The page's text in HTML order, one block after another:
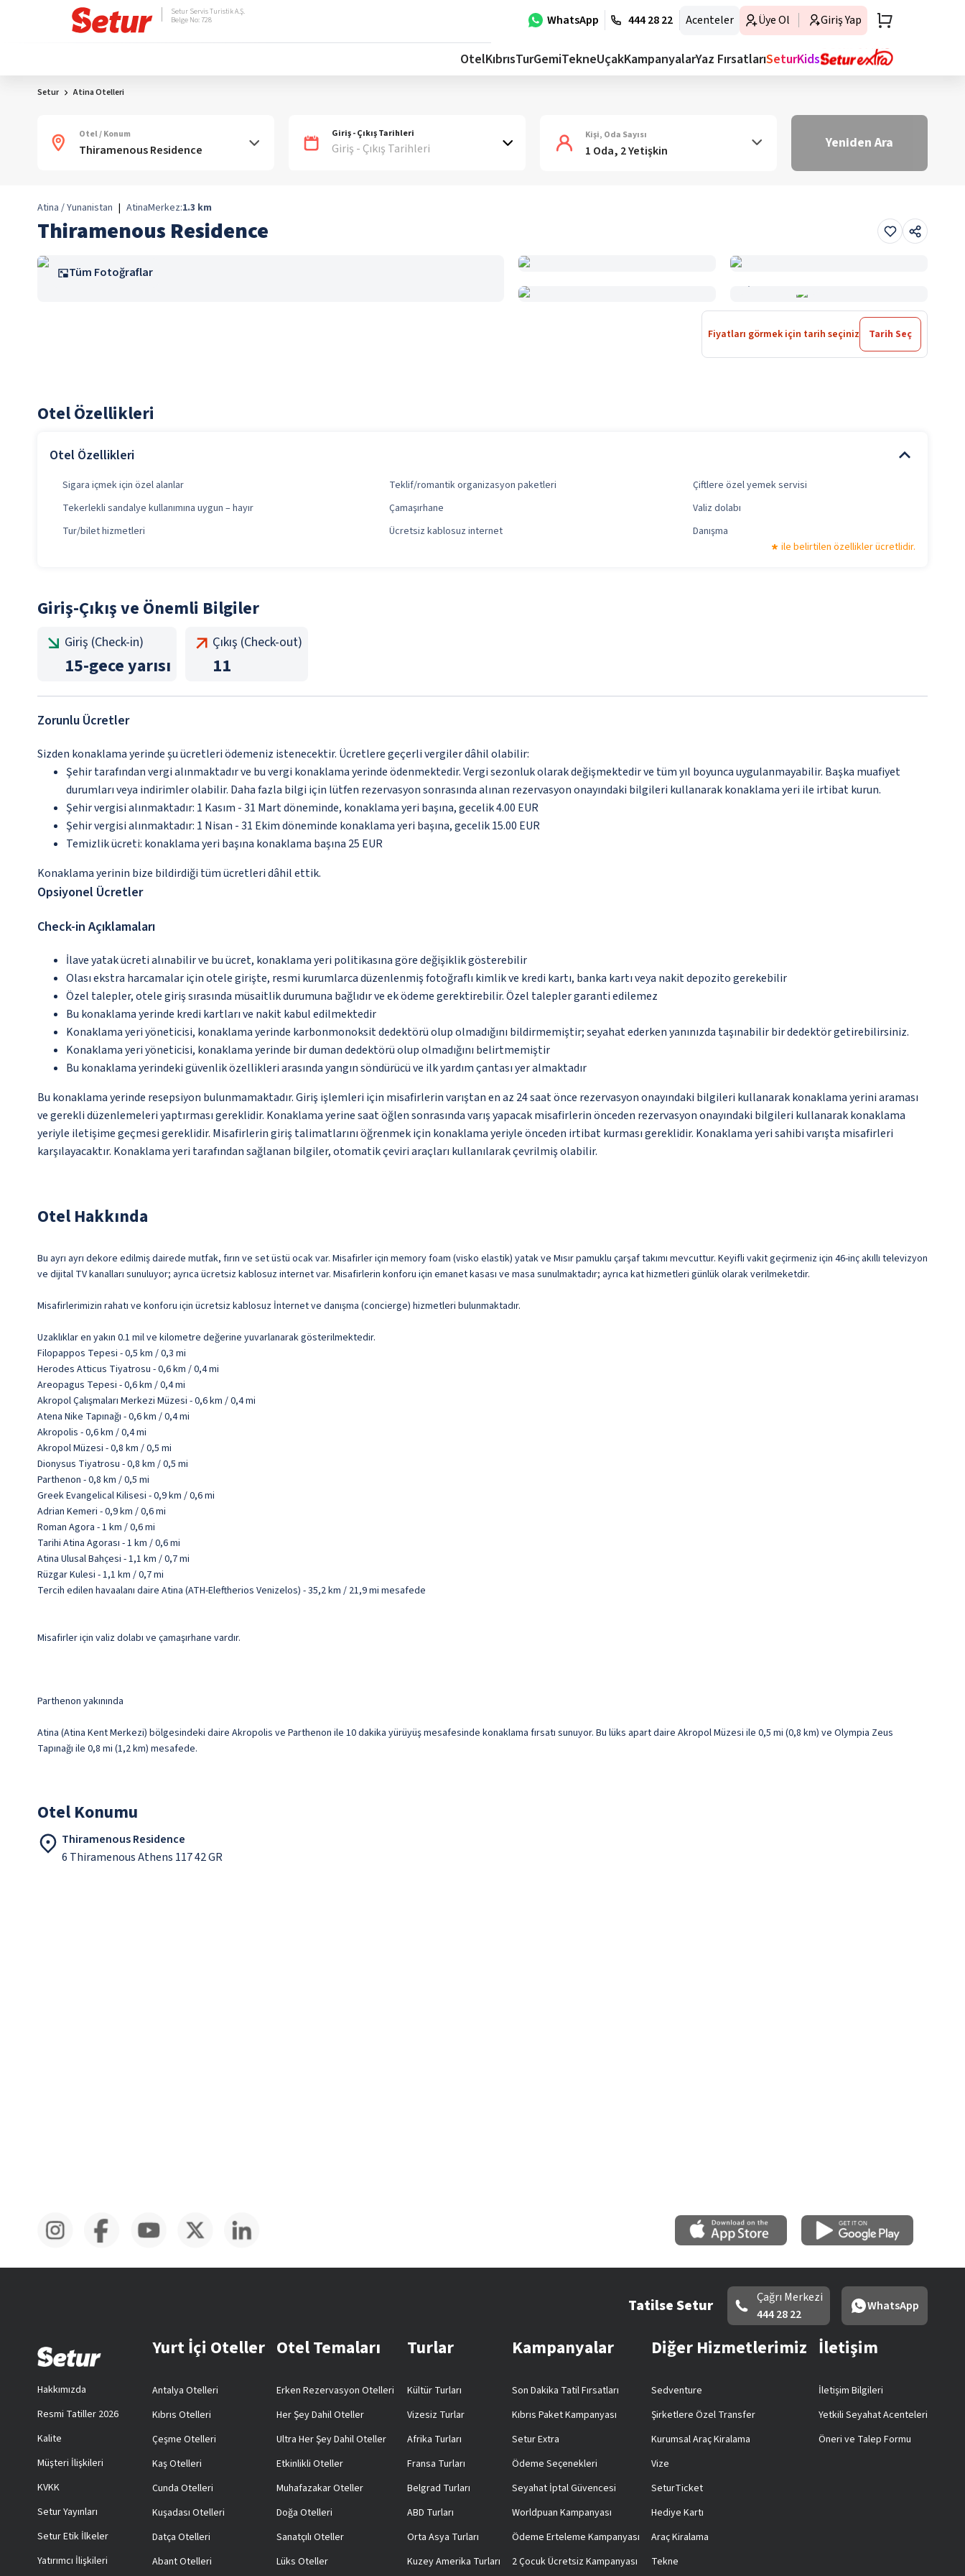
WhatsApp 444 28 22 Acenteler Üye Ol Giriş Yap
Setur Servis Turistik A.Ş.
Belge No: 728
OtelKıbrısTurGemiTekneUçakKampanyalarYaz FırsatlarıSeturKids
Setur Atina Otelleri
Otel / Konum Giriş - Çıkış Tarihleri
Giriş - Çıkış Tarihleri
Kişi, Oda Sayısı
1 Oda, 2 Yetişkin Yeniden Ara
Atina / Yunanistan | AtinaMerkez:1.3 km
Thiramenous Residence
Tüm Fotoğraflar
Fiyatları görmek için tarih seçiniz Tarih Seç
Otel Özellikleri
Otel Özellikleri
Sigara içmek için özel alanlar Teklif/romantik organizasyon paketleri
Çiftlere özel yemek servisi
Tekerlekli sandalye kullanımına uygun – hayır
Çamaşırhane
Valiz dolabı
Tur/bilet hizmetleri
Ücretsiz kablosuz internet
Danışma
ile belirtilen özellikler ücretlidir.
Giriş-Çıkış ve Önemli Bilgiler
Giriş (Check-in)
15-gece yarısı
Çıkış (Check-out)
11
Zorunlu Ücretler
Sizden konaklama yerinde şu ücretleri ödemeniz istenecektir. Ücretlere geçerli vergiler dâhil olabilir:
Şehir tarafından vergi alınmaktadır ve bu vergi konaklama yerinde ödenmektedir. Vergi sezonluk olarak değişmektedir ve tüm yıl boyunca uygulanmayabilir. Başka muafiyet
durumları veya indirimler olabilir. Daha fazla bilgi için lütfen rezervasyon sonrasında alınan rezervasyon onayındaki bilgileri kullanarak konaklama yeri ile irtibat kurun.
Şehir vergisi alınmaktadır: 1 Kasım - 31 Mart döneminde, konaklama yeri başına, gecelik 4.00 EUR
Şehir vergisi alınmaktadır: 1 Nisan - 31 Ekim döneminde konaklama yeri başına, gecelik 15.00 EUR
Temizlik ücreti: konaklama yeri başına konaklama başına 25 EUR
Konaklama yerinin bize bildirdiği tüm ücretleri dâhil ettik.
Opsiyonel Ücretler
Check-in Açıklamaları
İlave yatak ücreti alınabilir ve bu ücret, konaklama yeri politikasına göre değişiklik gösterebilir
Olası ekstra harcamalar için otele girişte, resmi kurumlarca düzenlenmiş fotoğraflı kimlik ve kredi kartı, banka kartı veya nakit depozito gerekebilir
Özel talepler, otele giriş sırasında müsaitlik durumuna bağlıdır ve ek ödeme gerektirebilir. Özel talepler garanti edilemez
Bu konaklama yerinde kredi kartları ve nakit kabul edilmektedir
Konaklama yeri yöneticisi, konaklama yerinde karbonmonoksit dedektörü olup olmadığını bildirmemiştir; seyahat ederken yanınızda taşınabilir bir dedektör getirebilirsiniz.
Konaklama yeri yöneticisi, konaklama yerinde bir duman dedektörü olup olmadığını belirtmemiştir
Bu konaklama yerindeki güvenlik özellikleri arasında yangın söndürücü ve ilk yardım çantası yer almaktadır
Bu konaklama yerinde resepsiyon bulunmamaktadır. Giriş işlemleri için misafirlerin varıştan en az 24 saat önce rezervasyon onayındaki bilgileri kullanarak konaklama yerini araması
ve gerekli düzenlemeleri yaptırması gereklidir. Konaklama yerine saat öğlen sonrasında varış yapacak misafirlerin önceden rezervasyon onayındaki bilgileri kullanarak konaklama
yeriyle iletişime geçmesi gereklidir. Misafirlerin giriş talimatlarını öğrenmek için konaklama yeriyle önceden irtibat kurması gereklidir. Konaklama yeri sahibi varışta misafirleri
karşılayacaktır. Konaklama yeri tarafından sağlanan bilgiler, otomatik çeviri araçları kullanılarak çevrilmiş olabilir.
Otel Hakkında
Bu ayrı ayrı dekore edilmiş dairede mutfak, fırın ve set üstü ocak var. Misafirler için memory foam (visko elastik) yatak ve Mısır pamuklu çarşaf takımı mevcuttur. Keyifli vakit geçirmeniz için 46-inç akıllı televizyon
ve dijital TV kanalları sunuluyor; ayrıca ücretsiz kablosuz internet var. Misafirlerin konforu için emanet kasası ve masa sunulmaktadır; ayrıca kat hizmetleri günlük olarak verilmeketdir.
Misafirlerimizin rahatı ve konforu için ücretsiz kablosuz İnternet ve danışma (concierge) hizmetleri bulunmaktadır.
Uzaklıklar en yakın 0.1 mil ve kilometre değerine yuvarlanarak gösterilmektedir.
Filopappos Tepesi - 0,5 km / 0,3 mi
Herodes Atticus Tiyatrosu - 0,6 km / 0,4 mi
Areopagus Tepesi - 0,6 km / 0,4 mi
Akropol Çalışmaları Merkezi Müzesi - 0,6 km / 0,4 mi
Atena Nike Tapınağı - 0,6 km / 0,4 mi
Akropolis - 0,6 km / 0,4 mi
Akropol Müzesi - 0,8 km / 0,5 mi
Dionysus Tiyatrosu - 0,8 km / 0,5 mi
Parthenon - 0,8 km / 0,5 mi
Greek Evangelical Kilisesi - 0,9 km / 0,6 mi
Adrian Kemeri - 0,9 km / 0,6 mi
Roman Agora - 1 km / 0,6 mi
Tarihi Atina Agorası - 1 km / 0,6 mi
Atina Ulusal Bahçesi - 1,1 km / 0,7 mi
Rüzgar Kulesi - 1,1 km / 0,7 mi
Tercih edilen havaalanı daire Atina (ATH-Eleftherios Venizelos) - 35,2 km / 21,9 mi mesafede
Misafirler için valiz dolabı ve çamaşırhane vardır.
Parthenon yakınında
Atina (Atina Kent Merkezi) bölgesindeki daire Akropolis ve Parthenon ile 10 dakika yürüyüş mesafesinde konaklama fırsatı sunuyor. Bu lüks apart daire Akropol Müzesi ile 0,5 mi (0,8 km) ve Olympia Zeus
Tapınağı ile 0,8 mi (1,2 km) mesafede.
Otel Konumu
Thiramenous Residence
6 Thiramenous Athens 117 42 GR
Tatilse Setur
Çağrı Merkezi
444 28 22
WhatsApp
Hakkımızda
Resmi Tatiller 2026
Kalite
Müşteri İlişkileri
KVKK
Setur Yayınları
Setur Etik İlkeler
Yatırımcı İlişkileri
Yurt İçi Oteller
Antalya Otelleri
Kıbrıs Otelleri
Çeşme Otelleri
Kaş Otelleri
Cunda Otelleri
Kuşadası Otelleri
Datça Otelleri
Abant Otelleri
Otel Temaları
Erken Rezervasyon Otelleri
Her Şey Dahil Oteller
Ultra Her Şey Dahil Oteller
Etkinlikli Oteller
Muhafazakar Oteller
Doğa Otelleri
Sanatçılı Oteller
Lüks Oteller
Turlar
Kültür Turları
Vizesiz Turlar
Afrika Turları
Fransa Turları
Belgrad Turları
ABD Turları
Orta Asya Turları
Kuzey Amerika Turları
Kampanyalar
Son Dakika Tatil Fırsatları
Kıbrıs Paket Kampanyası
Setur Extra
Ödeme Seçenekleri
Seyahat İptal Güvencesi
Worldpuan Kampanyası
Ödeme Erteleme Kampanyası
2 Çocuk Ücretsiz Kampanyası
Diğer Hizmetlerimiz
Sedventure
Şirketlere Özel Transfer
Kurumsal Araç Kiralama
Vize
SeturTicket
Hediye Kartı
Araç Kiralama
Tekne
İletişim
İletişim Bilgileri
Yetkili Seyahat Acenteleri
Öneri ve Talep Formu